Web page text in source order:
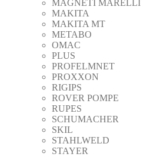
MAGNETI MARELLI
MAKITA
MAKITA MT
METABO
OMAC
PLUS
PROFELMNET
PROXXON
RIGIPS
ROVER POMPE
RUPES
SCHUMACHER
SKIL
STAHLWELD
STAYER